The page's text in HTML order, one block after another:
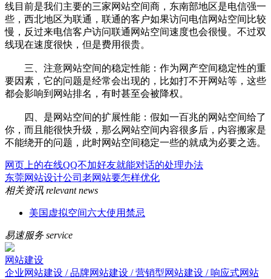
线目前是我们主要的三家网站空间商，东南部地区是电信强一
些，西北地区为联通，联通的客户如果访问电信网站空间比较
慢，反过来电信客户访问联通网站空间速度也会很慢。不过双
线现在速度很快，但是费用很贵。
三、注意网站空间的稳定性能：作为网产空间稳定性的重
要因素，它的问题是经常会出现的，比如打不开网站等，这些
都会影响到网站排名，有时甚至会被降权。
四、是网站空间的扩展性能：假如一百兆的网站空间给了
你，而且能很快升级，那么网站空间内容很多后，内容搬家是
不能绕开的问题，此时网站空间稳定一些的就成为必要之选。
网页上的在线QQ不加好友就能对话的处理办法
东莞网站设计公司老网站要怎样优化
相关资讯 relevant news
美国虚拟空间六大使用禁忌
易速服务service
网站建设
企业网站建设 / 品牌网站建设 / 营销型网站建设 / 响应式网站